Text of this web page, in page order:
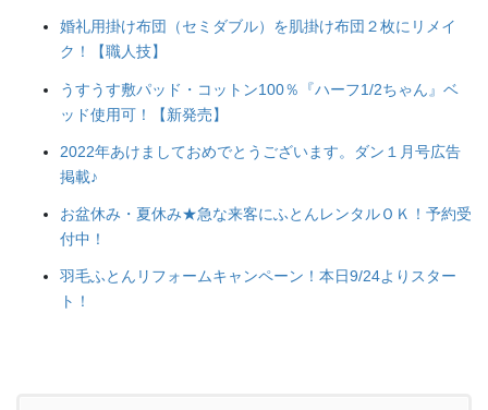
婚礼用掛け布団（セミダブル）を肌掛け布団２枚にリメイ
ク！【職人技】
うすうす敷パッド・コットン100％『ハーフ1/2ちゃん』ベ
ッド使用可！【新発売】
2022年あけましておめでとうございます。ダン１月号広告
掲載♪
お盆休み・夏休み★急な来客にふとんレンタルＯＫ！予約受
付中！
羽毛ふとんリフォームキャンペーン！本日9/24よりスター
ト！